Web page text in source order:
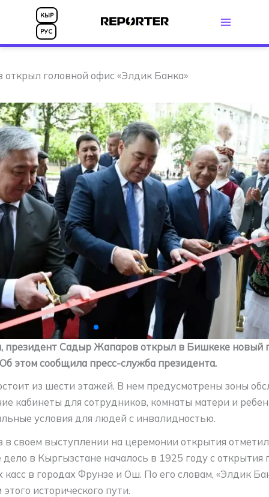
Перейти
содержимому
КЫР
РУС
головной офис «Элдик Банка»
президент Садыр Жапаров открыл в Бишкеке новый
этом сообщила пресс-служба президента.
из шести этажей. В нем предусмотрены зоны
кабинеты для сотрудников, комнаты матери и
условия для людей с инвалидностью.
своем выступлении на церемонии открытия
дело в Кыргызстане началось в 1925 году с открытия
касс в городах Фрунзе и Ош. По его словам, «Элдик
исторического пути.